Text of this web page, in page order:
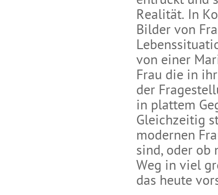
Realität. In
Bilder von
von einer
Frau die in
der
in plattem
Gleichzeitig
modernen
sind, oder ob
Weg in viel
das heute